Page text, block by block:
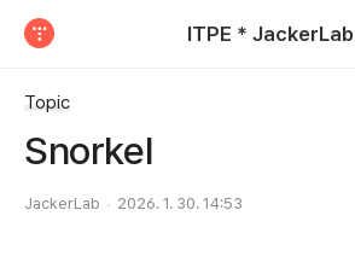
ITPE * JackerLab
Topic
Snorkel
JackerLab 2026. 1. 30. 14:53